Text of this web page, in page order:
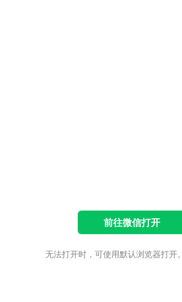
前往微信打开
无法打开时，可使用默认浏览器打开。